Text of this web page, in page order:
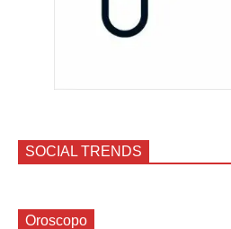
SOCIAL TRENDS
Oroscopo